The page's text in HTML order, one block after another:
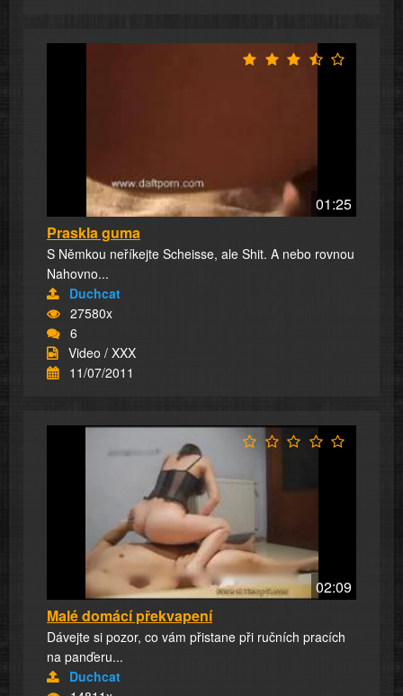
01:25
Praskla guma
S Němkou neříkejte Scheisse, ale Shit. A nebo rovnou
Nahovno...
Duchcat
27580x
6
Video / XXX
11/07/2011
02:09
Malé domácí překvapení
Dávejte si pozor, co vám přistane při ručních pracích
na panďeru...
Duchcat